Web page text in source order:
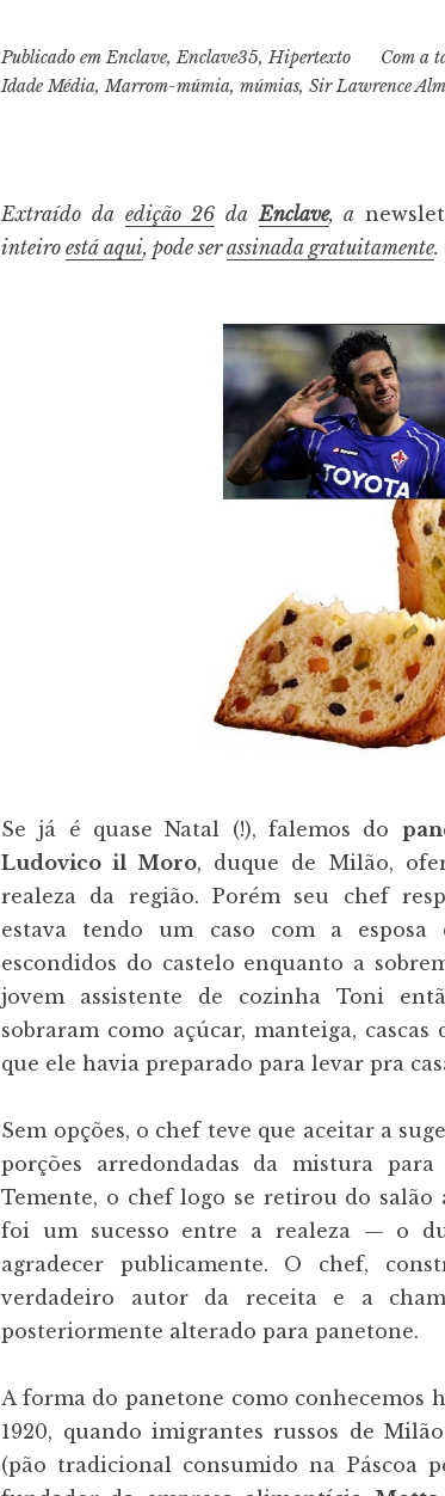
Publicado emEnclave,Enclave35,Hipertexto Com a
Idade Média,Marrom-múmia,múmias,Sir Lawrence
Extraído da edição 26 da Enclave, a
inteiroestá aqui, pode serassinada gratuitamente.
Se já é quase Natal (!), falemos do
Ludovico il Moro, duque de Milão,
realeza da região. Porém seu chef
estava tendo um caso com a esposa
escondidos do castelo enquanto a
jovem assistente de cozinha Toni
sobraram como açúcar, manteiga,
que ele havia preparado para levar pra
Sem opções, o chef teve que aceitar a
porções arredondadas da mistura
Temente, o chef logo se retirou do salão
foi um sucesso entre a realeza — o
agradecer publicamente. O chef,
verdadeiro autor da receita e a
posteriormente alterado para panetone.
A forma do panetone como conhecemos
1920, quando imigrantes russos de
(pão tradicional consumido na Páscoa